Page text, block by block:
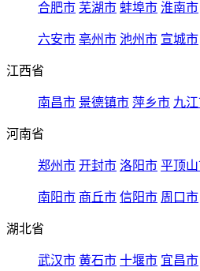
合肥市 芜湖市 蚌埠市 淮南市
六安市 亳州市 池州市 宣城市
江西省
南昌市 景德镇市 萍乡市 九
河南省
郑州市 开封市 洛阳市 平顶
南阳市 商丘市 信阳市 周口市
湖北省
武汉市 黄石市 十堰市 宜昌市